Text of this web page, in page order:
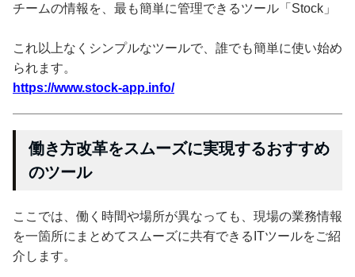
チームの情報を、最も簡単に管理できるツール「Stock」
これ以上なくシンプルなツールで、誰でも簡単に使い始め
られます。
https://www.stock-app.info/
働き方改革をスムーズに実現するおすすめ
のツール
ここでは、働く時間や場所が異なっても、現場の業務情報
を一箇所にまとめてスムーズに共有できるITツールをご紹
介します。